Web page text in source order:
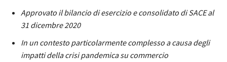
Approvato il bilancio di esercizio e consolidato di SACE al
31 dicembre 2020
In un contesto particolarmente complesso a causa degli
impatti della crisi pandemica su commercio